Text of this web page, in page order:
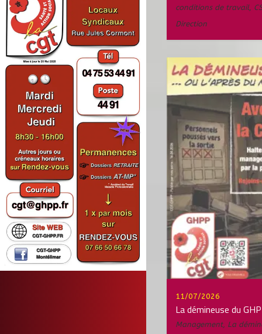
conditions de travail,
Direction
11/07/2026
La démineuse du
Management, La